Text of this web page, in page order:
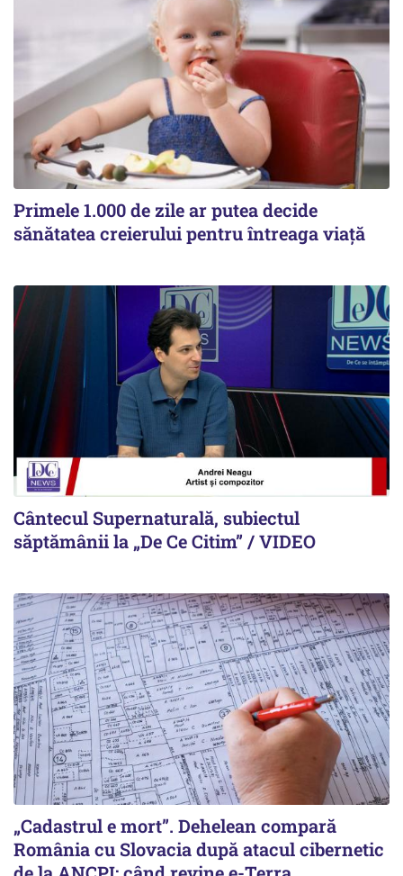
Primele 1.000 de zile ar putea decide
sănătatea creierului pentru întreaga viață
Cântecul Supernaturală, subiectul
săptămânii la „De Ce Citim” / VIDEO
„Cadastrul e mort”. Dehelean compară
România cu Slovacia după atacul cibernetic